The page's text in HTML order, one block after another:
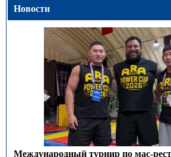
Новости
Международный турнир по мас-